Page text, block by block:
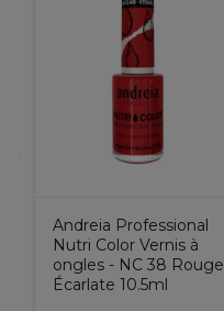
Andreia Professional
Nutri Color Vernis à
ongles - NC 38 Rouge
Écarlate 10.5ml